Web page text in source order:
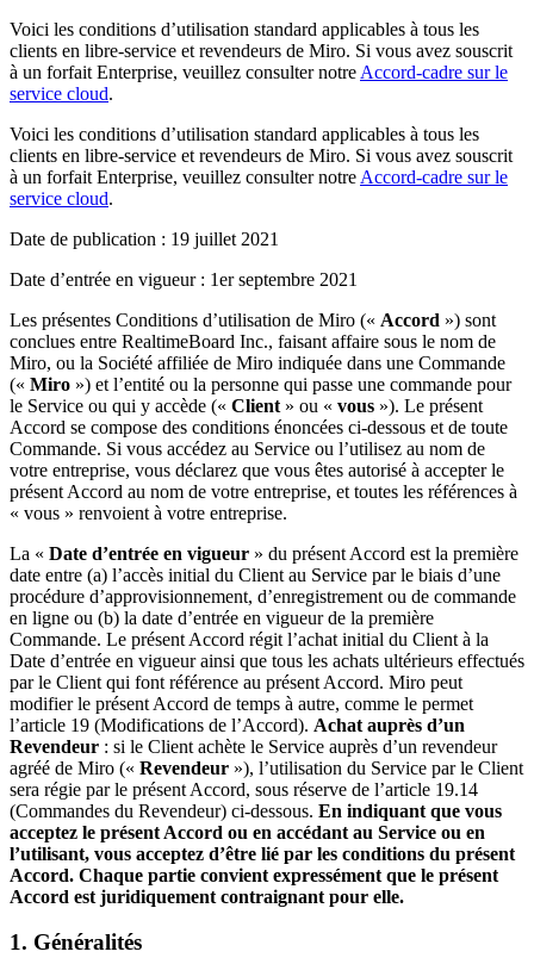
Opérations
Marketing
IT
Par initiative stratégique
Transformation par l’IA
Transformation des méthodes de travail
Expérience numérique du personnel
Ressources
Témoignages clients
Webinaires
Formations Reforge
Communauté et service d’assistance
Centre d’assistance
Évènements
Communauté
Blog
Partenaires et services
Services professionnels Miro
Partenaires de solutions
Voici les conditions d’utilisation standard applicables à tous les
clients en libre-service et revendeurs de Miro. Si vous avez souscrit
à un forfait Enterprise, veuillez consulter notre Accord-cadre sur le
service cloud.
Voici les conditions d’utilisation standard applicables à tous les
clients en libre-service et revendeurs de Miro. Si vous avez souscrit
à un forfait Enterprise, veuillez consulter notre Accord-cadre sur le
service cloud.
Date de publication : 19 juillet 2021
Date d’entrée en vigueur : 1er septembre 2021
Les présentes Conditions d’utilisation de Miro (« Accord ») sont
conclues entre RealtimeBoard Inc., faisant affaire sous le nom de
Miro, ou la Société affiliée de Miro indiquée dans une Commande
(« Miro ») et l’entité ou la personne qui passe une commande pour
le Service ou qui y accède (« Client » ou « vous »). Le présent
Accord se compose des conditions énoncées ci-dessous et de toute
Commande. Si vous accédez au Service ou l’utilisez au nom de
votre entreprise, vous déclarez que vous êtes autorisé à accepter le
présent Accord au nom de votre entreprise, et toutes les références à
« vous » renvoient à votre entreprise.
La « Date d’entrée en vigueur » du présent Accord est la première
date entre (a) l’accès initial du Client au Service par le biais d’une
procédure d’approvisionnement, d’enregistrement ou de commande
en ligne ou (b) la date d’entrée en vigueur de la première
Commande. Le présent Accord régit l’achat initial du Client à la
Date d’entrée en vigueur ainsi que tous les achats ultérieurs effectués
par le Client qui font référence au présent Accord. Miro peut
modifier le présent Accord de temps à autre, comme le permet
l’article 19 (Modifications de l’Accord). Achat auprès d’un
Revendeur : si le Client achète le Service auprès d’un revendeur
agréé de Miro (« Revendeur »), l’utilisation du Service par le Client
sera régie par le présent Accord, sous réserve de l’article 19.14
(Commandes du Revendeur) ci-dessous. En indiquant que vous
acceptez le présent Accord ou en accédant au Service ou en
l’utilisant, vous acceptez d’être lié par les conditions du présent
Accord. Chaque partie convient expressément que le présent
Accord est juridiquement contraignant pour elle.
1. Généralités